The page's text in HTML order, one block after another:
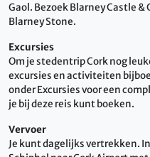
Gaol. Bezoek Blarney Castle
Blarney Stone.
Excursies
Om je stedentrip Cork nog
excursies en activiteiten
onder Excursies voor een
je bij deze reis kunt boeken.
Vervoer
Je kunt dagelijks vertrekken.